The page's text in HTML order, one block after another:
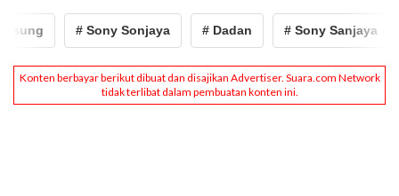
# Sony Sonjaya # Dadan # Sony Sanjaya